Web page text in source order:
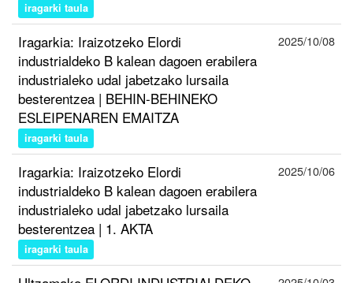
iragarki taula
Iragarkia: Iraizotzeko Elordi
industrialdeko B kalean dagoen erabilera
industrialeko udal jabetzako lursaila
besterentzea | BEHIN-BEHINEKO
ESLEIPENAREN EMAITZA
iragarki taula
2025/10/08
Iragarkia: Iraizotzeko Elordi
industrialdeko B kalean dagoen erabilera
industrialeko udal jabetzako lursaila
besterentzea | 1. AKTA
iragarki taula
2025/10/06